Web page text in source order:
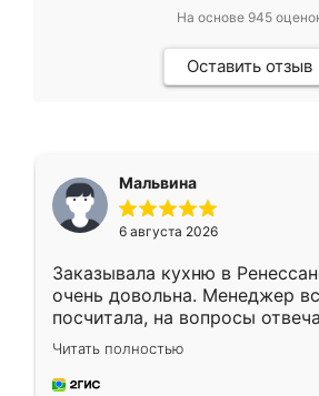
На основе 945
Оставить отзыв
Мальвина
6 августа 2026
Заказывала кухню в
очень довольна. Менеджер
посчитала, на вопросы
Замерщик приехал в субботу,
делу со всей
за день, ребята работали
Читать полностью